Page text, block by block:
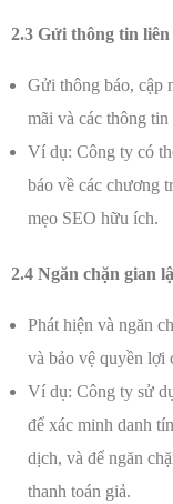
2.3 Gửi thông tin liên
Gửi thông báo, cập
mãi và các thông
Ví dụ: Công ty có
báo về các chương
mẹo SEO hữu ích.
2.4 Ngăn chặn gian
Phát hiện và ngăn
và bảo vệ quyền lợi
Ví dụ: Công ty sử
để xác minh danh
dịch, và để ngăn
thanh toán giả.